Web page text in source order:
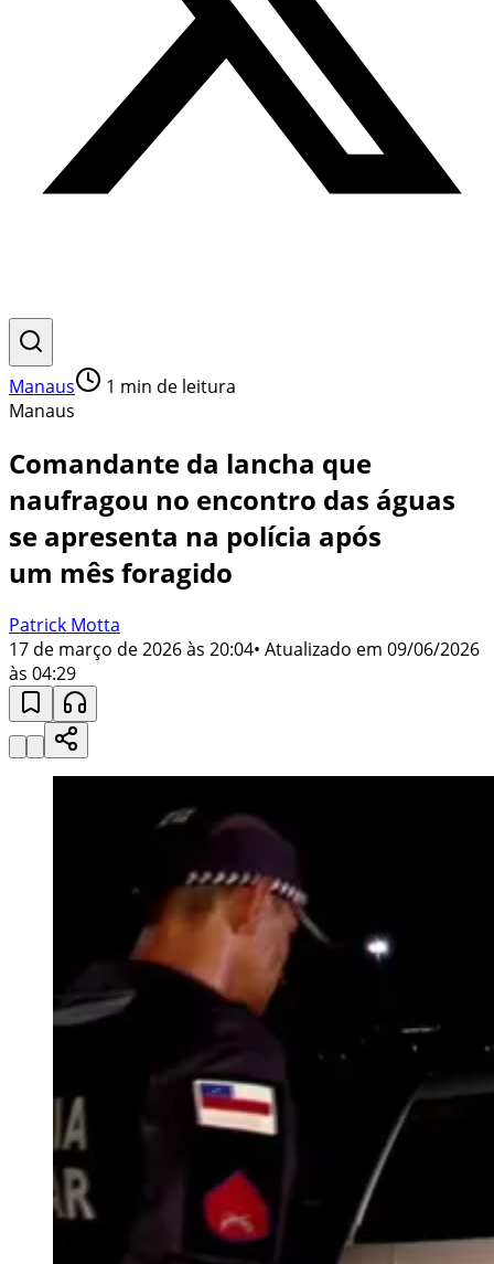
Manaus 1 min de leitura
Manaus
Comandante da lancha que
naufragou no encontro das águas
se apresenta na polícia após
um mês foragido
Patrick Motta
17 de março de 2026 às 20:04• Atualizado em 09/06/2026
às 04:29